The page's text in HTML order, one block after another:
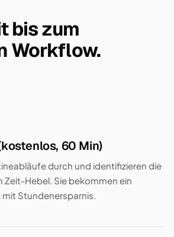
bis zum
Workflow.
60 Min)
durch und identifizieren die
Zeit-Hebel. Sie bekommen ein
Stundenersparnis.